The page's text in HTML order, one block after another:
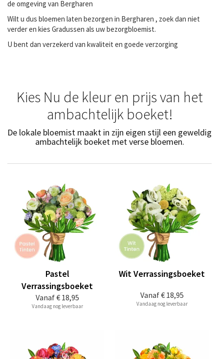
de omgeving van Bergharen
Wilt u dus bloemen laten bezorgen in Bergharen , zoek dan niet
verder en kies Gradussen als uw bezorgbloemist.
U bent dan verzekerd van kwaliteit en goede verzorging
Kies Nu de kleur en prijs van het
ambachtelijk boeket!
De lokale bloemist maakt in zijn eigen stijl een geweldig
ambachtelijk boeket met verse bloemen.
Vanaf€ 18,95
Pastel
Verrassingsboeket
Vandaag nog leverbaar
Vanaf€ 18,95
Wit Verrassingsboeket
Vandaag nog leverbaar